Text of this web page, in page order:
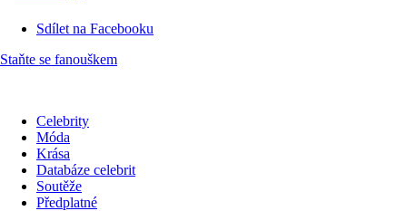
Sdílet na Facebooku
Staňte se fanouškem
Celebrity
Móda
Krása
Databáze celebrit
Soutěže
Předplatné